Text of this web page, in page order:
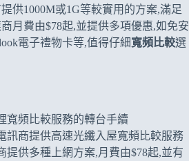
供1000M或1G等較實用的方案,滿足
月費由$78起,並提供多項優惠,如免安
電子禮物卡等,值得仔細寬頻比較選
寬頻比較服務的轉台手續
訊商提供高速光纖入屋寬頻比較服務
提供多種上網方案,月費由$78起,並有